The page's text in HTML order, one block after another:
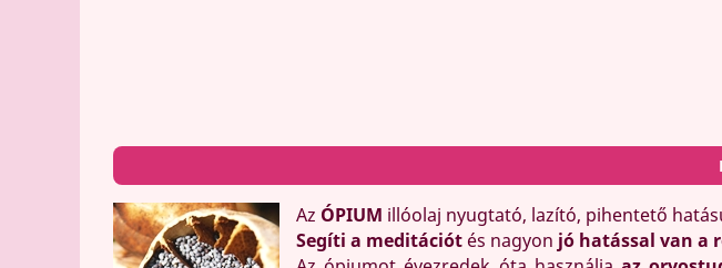
Az ÓPIUM illóolaj nyugtató, lazító, pihentető
Segíti a meditációt és nagyon jó hatással van a